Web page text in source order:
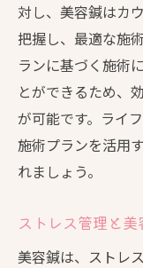
対し、美容鍼はカ
把握し、最適な施
ランに基づく施術
とができるため、
が可能です。ライ
施術プランを活用
れましょう。
ストレス管理と
美容鍼は、ストレ